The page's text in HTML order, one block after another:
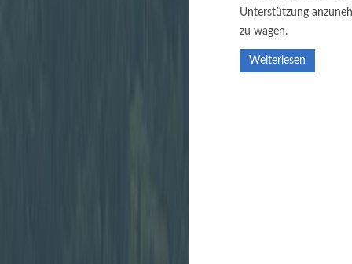
Unterstützung
zu wagen.
Weiterlesen